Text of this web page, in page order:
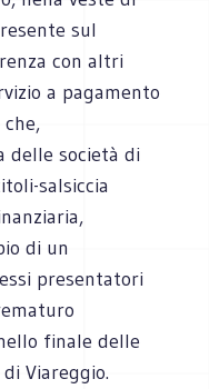
sul
con altri
a pagamento
delle società di
salsiccia
di un
presentatori
finale delle
Viareggio.